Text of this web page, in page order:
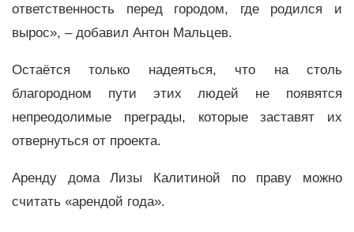
ответственность перед городом, где родился и
вырос», – добавил Антон Мальцев.
Остаётся только надеяться, что на столь
благородном пути этих людей не появятся
непреодолимые преграды, которые заставят их
отвернуться от проекта.
Аренду дома Лизы Калитиной по праву можно
считать «арендой года».